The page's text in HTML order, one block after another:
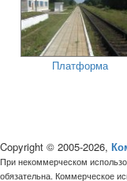
Платформа
Copyright © 2005-2026,
При некоммерческом
обязательна. Коммерческое